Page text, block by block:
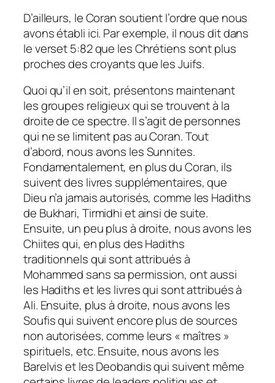
D’ailleurs, le Coran soutient l’ordre que nous
avons établi ici. Par exemple, il nous dit dans
le verset 5:82 que les Chrétiens sont plus
proches des croyants que les Juifs.
Quoi qu’il en soit, présentons maintenant
les groupes religieux qui se trouvent à la
droite de ce spectre. Il s’agit de personnes
qui ne se limitent pas au Coran. Tout
d’abord, nous avons les Sunnites.
Fondamentalement, en plus du Coran, ils
suivent des livres supplémentaires, que
Dieu n’a jamais autorisés, comme les Hadiths
de Bukhari, Tirmidhi et ainsi de suite.
Ensuite, un peu plus à droite, nous avons les
Chiites qui, en plus des Hadiths
traditionnels qui sont attribués à
Mohammed sans sa permission, ont aussi
les Hadiths et les livres qui sont attribués à
Ali. Ensuite, plus à droite, nous avons les
Soufis qui suivent encore plus de sources
non autorisées, comme leurs « maîtres »
spirituels, etc. Ensuite, nous avons les
Barelvis et les Deobandis qui suivent même